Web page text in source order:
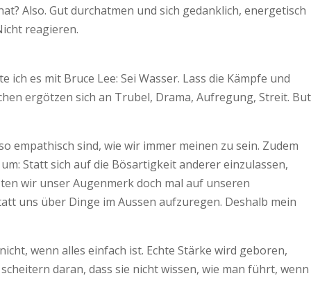
Also. Gut durchatmen und sich gedanklich, energetisch
reagieren.
es mit Bruce Lee: Sei Wasser. Lass die Kämpfe und
ergötzen sich an Tru­­bel, Drama, Aufregung, Streit. But
empathisch sind, wie wir immer meinen zu sein. Zudem
Statt sich auf die Bösartigkeit anderer einzulassen,
wir unser Augenmerk doch mal auf unseren
uns über Dinge im Aussen aufzuregen. Deshalb mein
wenn alles einfach ist. Echte Stärke wird geboren,
daran, dass sie nicht wissen, wie man führt, wenn